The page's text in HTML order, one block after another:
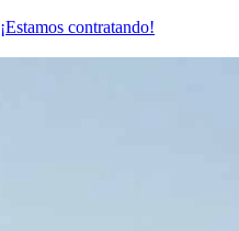
¡Estamos contratando!